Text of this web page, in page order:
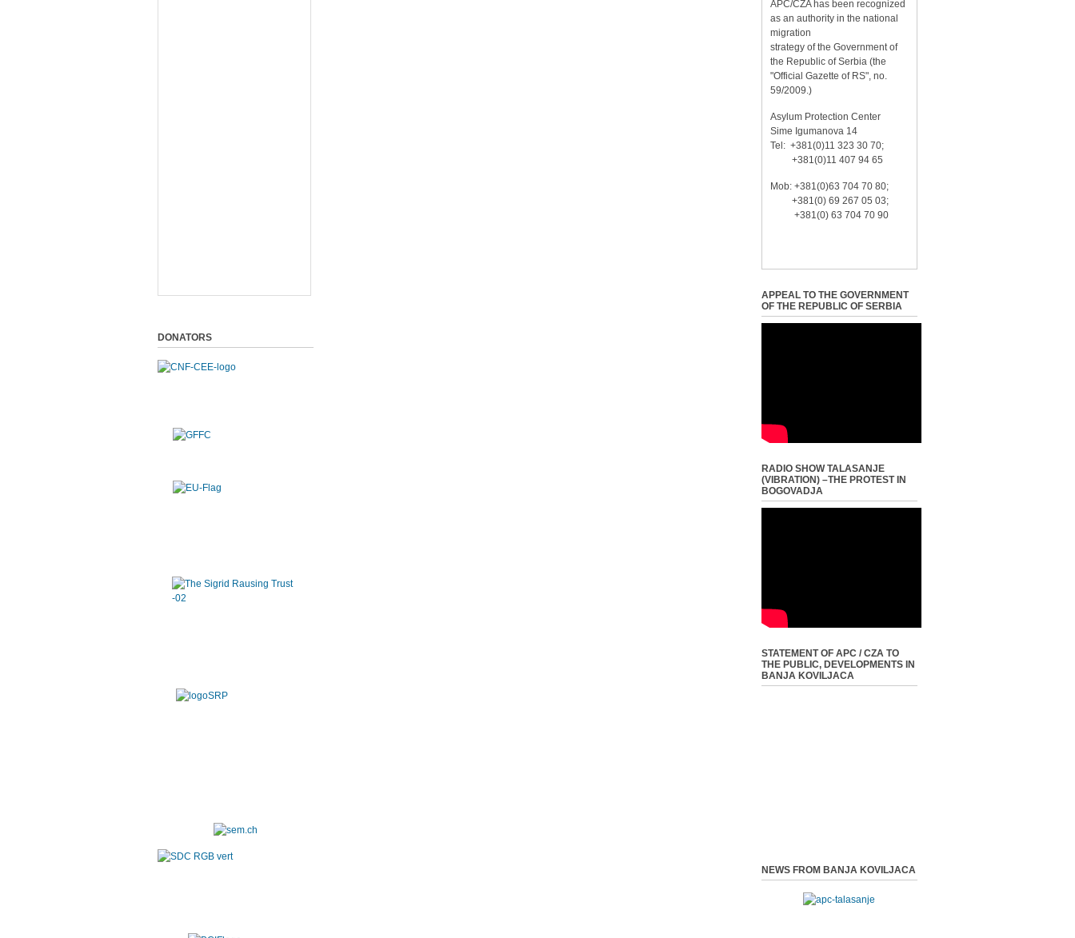
DONATORS
APC/CZA has been recognized
as an authority in the national
migration
strategy of the Government of
the Republic of Serbia (the
"Official Gazette of RS", no.
59/2009.)
Asylum Protection Center
Sime Igumanova 14
Tel: +381(0)11 323 30 70;
+381(0)11 407 94 65
Mob: +381(0)63 704 70 80;
+381(0) 69 267 05 03;
+381(0) 63 704 70 90
APPEAL TO THE GOVERNMENT
OF THE REPUBLIC OF SERBIA
RADIO SHOW TALASANJE
(VIBRATION) –THE PROTEST IN
BOGOVADJA
STATEMENT OF APC / CZA TO
THE PUBLIC, DEVELOPMENTS IN
BANJA KOVILJACA
NEWS FROM BANJA KOVILJACA